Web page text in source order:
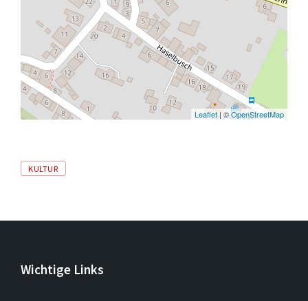
Leaflet| ©OpenStreetMap
Tags
KULTUR
Wichtige Links